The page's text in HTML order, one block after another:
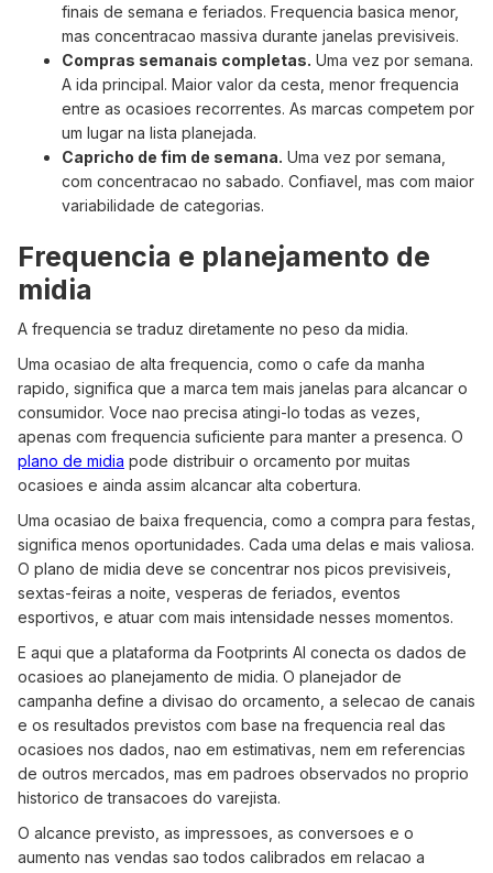
finais de semana e feriados. Frequencia basica menor,
mas concentracao massiva durante janelas previsiveis.
Compras semanais completas. Uma vez por semana.
A ida principal. Maior valor da cesta, menor frequencia
entre as ocasioes recorrentes. As marcas competem por
um lugar na lista planejada.
Capricho de fim de semana. Uma vez por semana,
com concentracao no sabado. Confiavel, mas com maior
variabilidade de categorias.
Frequencia e planejamento de
midia
A frequencia se traduz diretamente no peso da midia.
Uma ocasiao de alta frequencia, como o cafe da manha
rapido, significa que a marca tem mais janelas para alcancar o
consumidor. Voce nao precisa atingi-lo todas as vezes,
apenas com frequencia suficiente para manter a presenca. O
plano de midia pode distribuir o orcamento por muitas
ocasioes e ainda assim alcancar alta cobertura.
Uma ocasiao de baixa frequencia, como a compra para festas,
significa menos oportunidades. Cada uma delas e mais valiosa.
O plano de midia deve se concentrar nos picos previsiveis,
sextas-feiras a noite, vesperas de feriados, eventos
esportivos, e atuar com mais intensidade nesses momentos.
E aqui que a plataforma da Footprints AI conecta os dados de
ocasioes ao planejamento de midia. O planejador de
campanha define a divisao do orcamento, a selecao de canais
e os resultados previstos com base na frequencia real das
ocasioes nos dados, nao em estimativas, nem em referencias
de outros mercados, mas em padroes observados no proprio
historico de transacoes do varejista.
O alcance previsto, as impressoes, as conversoes e o
aumento nas vendas sao todos calibrados em relacao a